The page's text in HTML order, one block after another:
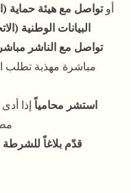
قدّم شكوى إلى ICO (المملكة المتحدة)
أوتواصل مع هيئة حماية
البيانات الوطنية
تواصل مع الناشر
مباشرة مهذبة تطلب
استشر محامياًإذا
قدّم بلاغاً للشرطة